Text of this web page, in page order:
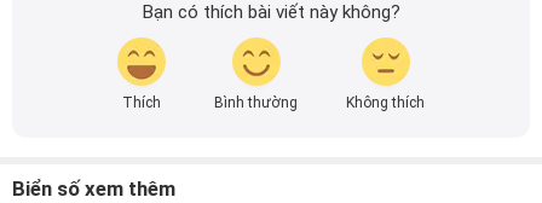
Bạn có thích bài viết này không?
Thích Bình thường Không thích
Biển số xem thêm